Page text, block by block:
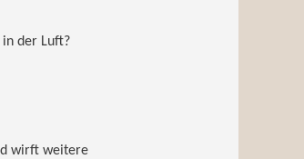
in der Luft?
wirft weitere